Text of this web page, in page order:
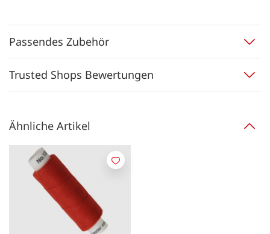
Passendes Zubehör
Trusted Shops Bewertungen
Ähnliche Artikel
Merken